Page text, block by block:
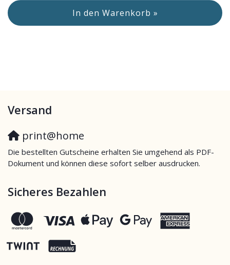
In den Warenkorb »
Versand
print@home
Die bestellten Gutscheine erhalten Sie umgehend als PDF-
Dokument und können diese sofort selber ausdrucken.
Sicheres Bezahlen